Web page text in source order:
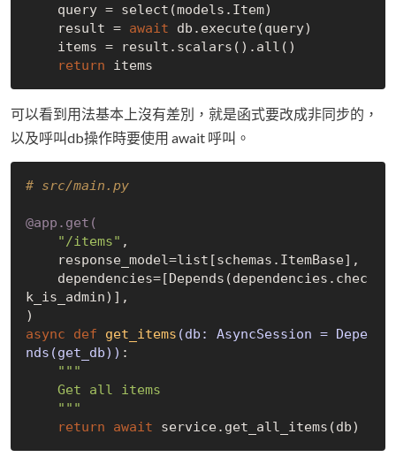
    result =
await db.execute(query)
return
可以看到用法基本上沒有差別，就是函式要改成非同步的，
以及呼叫db操作時要使用 await 呼叫。
# src/main.py
@app.get(
"/items" ,
k_is_admin)],
async
def get_items (db: AsyncSession = Depe
nds (get_db) ) :
"""
    """
return
await